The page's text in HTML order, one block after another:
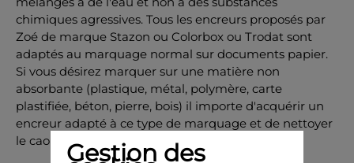
chimiques agressives. Tous les encreurs proposés par
Zoé de marque Stazon ou Colorbox ou Trodat sont
adaptés au marquage normal sur documents papier.
Si vous désirez marquer sur une matière non
absorbante (plastique, métal, polymère, carte
plastifiée, béton, pierre, bois) il importe d'acquérir un
encreur adapté à ce type de marquage et de nettoyer
le caoutchouc après l'utilisation.
Gestion des